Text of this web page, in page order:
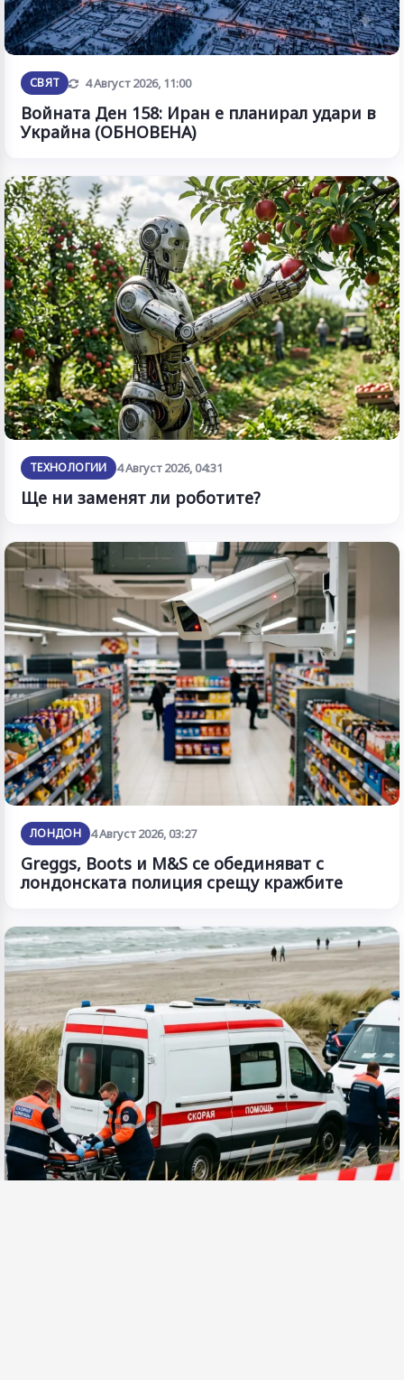
СВЯТ Обновена
4 Август 2026, 11:00
Войната Ден 158: Иран е планирал удари в
Украйна (ОБНОВЕНА)
ТЕХНОЛОГИИ 4 Август 2026, 04:31
Ще ни заменят ли роботите?
ЛОНДОН 4 Август 2026, 03:27
Greggs, Boots и M&S се обединяват с
лондонската полиция срещу кражбите